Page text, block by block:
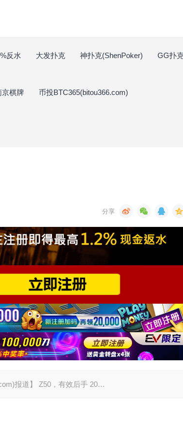
反水 大发扑克 神扑克(ShenPoker) GG扑
京棋牌 币投BTC365(bitou366.com)
报道】 Z50，有效后手 20…